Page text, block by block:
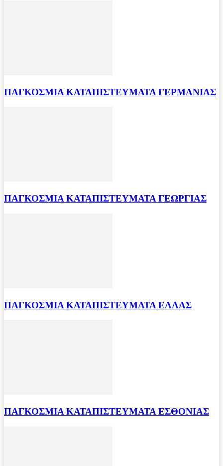
ΠΑΓΚΟΣΜΙΑ ΚΑΤΑΠΙΣΤΕΥΜΑΤΑ ΓΕΡΜΑΝΙΑΣ
ΠΑΓΚΟΣΜΙΑ ΚΑΤΑΠΙΣΤΕΥΜΑΤΑ ΓΕΩΡΓΙΑΣ
ΠΑΓΚΟΣΜΙΑ ΚΑΤΑΠΙΣΤΕΥΜΑΤΑ ΕΛΛΑΣ
ΠΑΓΚΟΣΜΙΑ ΚΑΤΑΠΙΣΤΕΥΜΑΤΑ ΕΣΘΟΝΙΑΣ